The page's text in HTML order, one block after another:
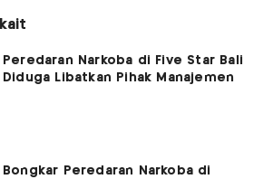
Peredaran Narkoba di Five Star Bali
Diduga Libatkan Pihak Manajemen
Bongkar Peredaran Narkoba di